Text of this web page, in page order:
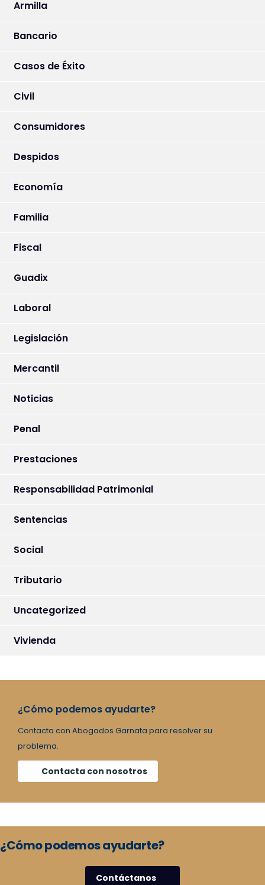
Armilla
Bancario
Casos de Éxito
Civil
Consumidores
Despidos
Economía
Familia
Fiscal
Guadix
Laboral
Legislación
Mercantil
Noticias
Penal
Prestaciones
Responsabilidad Patrimonial
Sentencias
Social
Tributario
Uncategorized
Vivienda
¿Cómo podemos ayudarte?
Contacta con Abogados Garnata para resolver su
problema.
Contacta con nosotros
¿Cómo podemos ayudarte?
Contáctanos